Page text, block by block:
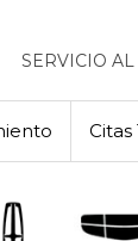
SERVICIO
Citas